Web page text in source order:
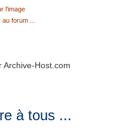
l'image
forum ...
à tous ...